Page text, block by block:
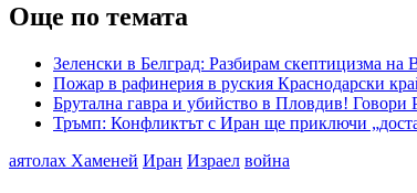
Още по темата
Зеленски в Белград: Разбирам скептицизма
Пожар в рафинерия в руския Краснодарски
Брутална гавра и убийство в Пловдив! Говори
Тръмп: Конфликтът с Иран ще приключи
аятолах Хаменей Иран Израел война